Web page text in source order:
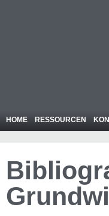
HOME RESSOURCEN